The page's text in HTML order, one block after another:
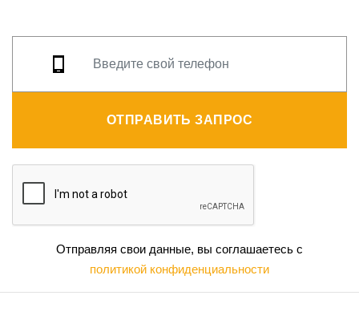
ОТПРАВИТЬ ЗАПРОС
Отправляя свои данные, вы соглашаетесь с
политикой конфиденциальности